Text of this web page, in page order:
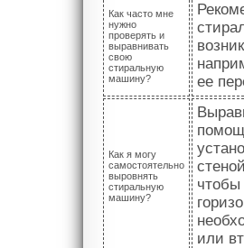
Как часто мне
нужно
проверять и
выравнивать
свою
стиральную
машину?
ее
Как я могу
самостоятельно
выровнять
стиральную
машину?
чтобы
или